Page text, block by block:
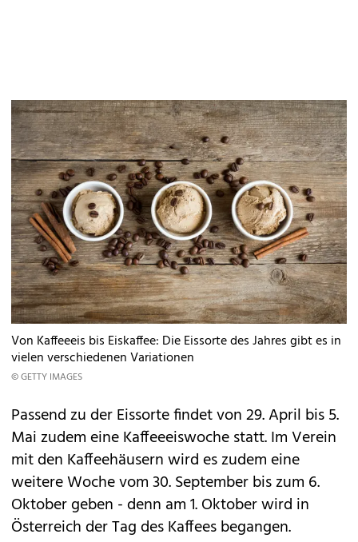
Von Kaffeeeis bis Eiskaffee: Die Eissorte des Jahres gibt es in
vielen verschiedenen Variationen
© GETTY IMAGES
Passend zu der Eissorte findet von 29. April bis 5.
Mai zudem eine Kaffeeeiswoche statt. Im Verein
mit den Kaffeehäusern wird es zudem eine
weitere Woche vom 30. September bis zum 6.
Oktober geben - denn am 1. Oktober wird in
Österreich derTag des Kaffeesbegangen.